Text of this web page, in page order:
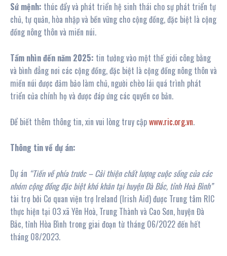
Sứ mệnh: thúc đẩy và phát triển hệ sinh thái cho sự phát triển tự
chủ, tự quản, hòa nhập và bền vững cho cộng đồng, đặc biệt là cộng
đồng nông thôn và miền núi.
Tầm nhìn đến năm 2025: tin tưởng vào một thế giới công bằng
và bình đẳng nơi các cộng đồng, đặc biệt là cộng đồng nông thôn và
miền núi được đảm bảo làm chủ, người chèo lái quá trình phát
triển của chính họ và được đáp ứng các quyền cơ bản.
Để biết thêm thông tin, xin vui lòng truy cậpwww.ric.org.vn.
Thông tin về dự án:
Dự án “Tiến về phía trước – Cải thiện chất lượng cuộc sống của các
nhóm cộng đồng đặc biệt khó khăn tại huyện Đà Bắc, tỉnh Hoà Bình”
tài trợ bởi Cơ quan viện trợ Ireland (Irish Aid) được Trung tâm RIC
thực hiện tại 03 xã Yên Hoà, Trung Thành và Cao Sơn, huyện Đà
Bắc, tỉnh Hòa Bình trong giai đoạn từ tháng 06/2022 đến hết
tháng 08/2023.